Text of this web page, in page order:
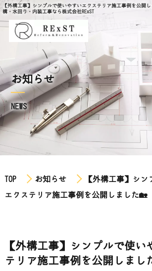
【外構工事】シンプルで使いやすいエクステリア施工事例を公開
構・水回り・内装工事なら株式会社RExST
お知らせ
NEWS
TOP お知らせ
【外構工事】シ
エクステリア施工事例を公開しました🏡
【外構工事】シンプルで使い
テリア施工事例を公開しまし